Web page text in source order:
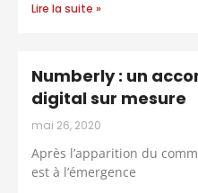
Lire la suite »
Numberly : un
digital sur mesure
mai 26, 2020
Après l’apparition du
est à l’émergence